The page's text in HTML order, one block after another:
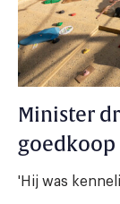
Minister
'Hij was